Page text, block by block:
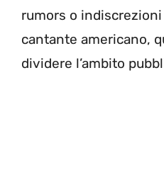
rumors o
cantante americano,
dividere l’ambito